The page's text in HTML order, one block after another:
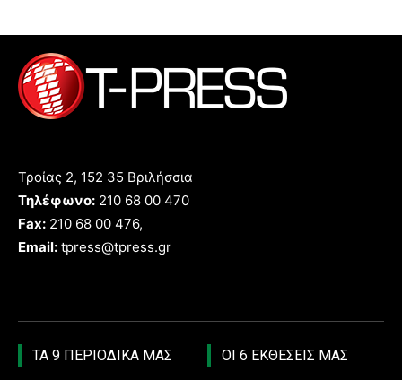
Τροίας 2, 152 35 Βριλήσσια
Τηλέφωνο: 210 68 00 470
Fax: 210 68 00 476,
Email: tpress@tpress.gr
ΤΑ 9 ΠΕΡΙΟΔΙΚΑ ΜΑΣ ΟΙ 6 ΕΚΘΕΣΕΙΣ ΜΑΣ